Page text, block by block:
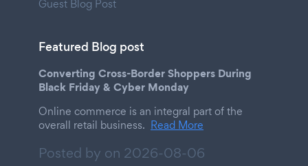
Guest Blog Post
Featured Blog post
Converting Cross-Border Shoppers During
Black Friday & Cyber Monday
Online commerce is an integral part of the
overall retail business. Read More
Posted by on 2026-08-06